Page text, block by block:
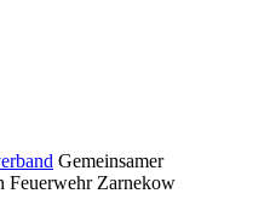
Gemeinsamer
Feuerwehr Zarnekow